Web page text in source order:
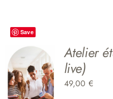
Save
Atelier
live)
49,00 €